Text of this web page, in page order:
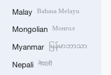
Malay Bahasa Melayu
Mongolian Монгол
Myanmar မြန်မာဘာသာ
Nepali नेपाली